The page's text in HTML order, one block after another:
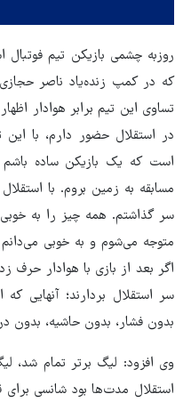
روزبه چشمی بازیکن تیم فوتبال
که در کمپ زنده‌یاد ناصر
در استقلال حضور دارم، با
است که یک بازیکن ساده
مسابقه به زمین بروم. با
سر گذاشتم. همه چیز را به
متوجه می‌شوم و به خوبی
اگر بعد از بازی با هوادار
بدون فشار، بدون حاشیه، بدون
وی افزود: لیگ برتر تمام شد،
استقلال مدت‌ها بود شانسی برای